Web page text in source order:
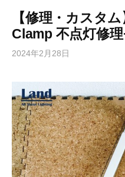
【修理・カスタ
Clamp 不点灯修
2024年2月28日